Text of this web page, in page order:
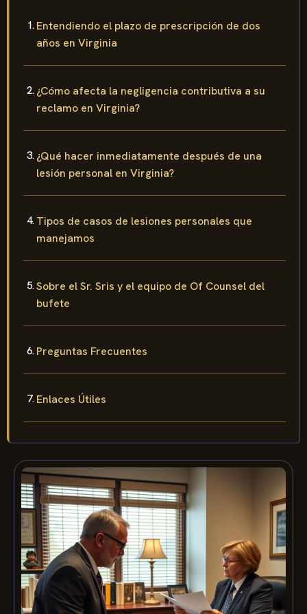
Entendiendo el plazo de prescripción de dos
años en Virginia
¿Cómo afecta la negligencia contributiva a su
reclamo en Virginia?
¿Qué hacer inmediatamente después de una
lesión personal en Virginia?
Tipos de casos de lesiones personales que
manejamos
Sobre el Sr. Sris y el equipo de Of Counsel del
bufete
Preguntas Frecuentes
Enlaces Útiles